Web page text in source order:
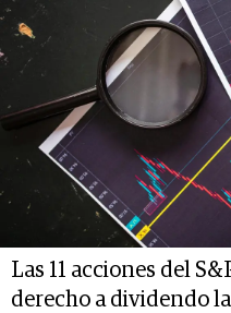
Las 11 acciones del
derecho a dividendo